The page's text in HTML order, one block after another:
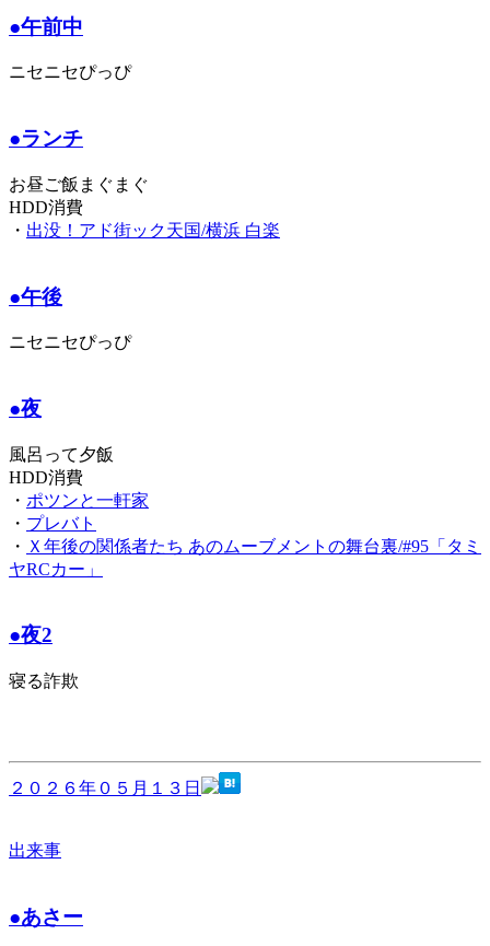
●午前中
ニセニセぴっぴ
●ランチ
お昼ご飯まぐまぐ
HDD消費
・ 出没！アド街ック天国/横浜 白楽
●午後
ニセニセぴっぴ
●夜
風呂って夕飯
HDD消費
・ ポツンと一軒家
・ プレバト
・ Ｘ年後の関係者たち あのムーブメントの舞台裏/#95「タミ
ヤRCカー」
●夜2
寝る詐欺
２０２６年０５月１３日
出来事
●あさー